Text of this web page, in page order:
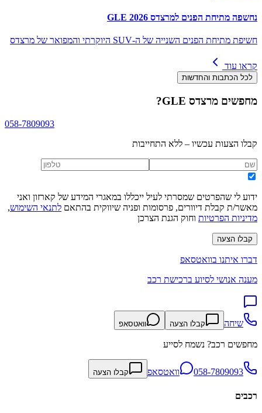
נחשפה מתיחת הפנים למרצדס GLE 2026
חשיפת מתיחת הפנים השנייה של ה-SUV היוקרתי והמפואר של מרצדס
קראו עוד
לכל הכתבות והחדשות
מחפשים מרצדס GLE ?
058-7809093
קבלו הצעות עכשיו – ללא התחייבות
ידוע לי שהפרטים שמסרתי לעיל ייכללו במאגרי המידע של קארזון ואני
מאשר/ת קבלת דיוורים, פרסומות ופניה שיווקית בהתאם לתנאי השימוש,
מדיניות הפרטיות וחוק הגנת הצרכן
קבלו הצעה
דברו איתנו בוואטסאפ
מענה אנושי לסיוע ברכישת רכב
שיחה קבלו הצעה וואטסאפ
מחפשים רכב? נשמח לסייע
058-7809093 וואטסאפ קבלו הצעה
רכבים